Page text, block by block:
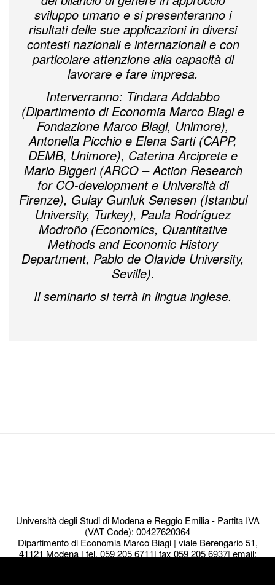
sviluppo umano e si presenteranno i
risultati delle sue applicazioni in diversi
contesti nazionali e internazionali e con
particolare attenzione alla capacità di
lavorare e fare impresa.
Interverranno: Tindara Addabbo
(Dipartimento di Economia Marco Biagi e
Fondazione Marco Biagi, Unimore),
Antonella Picchio e Elena Sarti (CAPP,
DEMB, Unimore), Caterina Arciprete e
Mario Biggeri (ARCO – Action Research
for CO-development e Università di
Firenze), Gulay Gunluk Senesen (Istanbul
University, Turkey), Paula Rodríguez
Modroño (Economics, Quantitative
Methods and Economic History
Department, Pablo de Olavide University,
Seville).
Il seminario si terrà in lingua inglese.
Università degli Studi di Modena e Reggio Emilia - Partita IVA
(VAT Code): 00427620364
Dipartimento di Economia Marco Biagi | viale Berengario 51,
41121 Modena | tel. 059 205 6711| fax 059 205 6937| email: